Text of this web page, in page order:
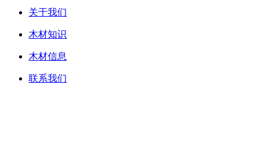
关于我们
木材知识
木材信息
联系我们